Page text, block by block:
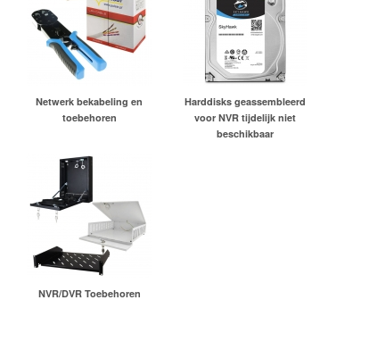
Netwerk bekabeling en
toebehoren
Harddisks geassembleerd
voor NVR tijdelijk niet
beschikbaar
NVR/DVR Toebehoren